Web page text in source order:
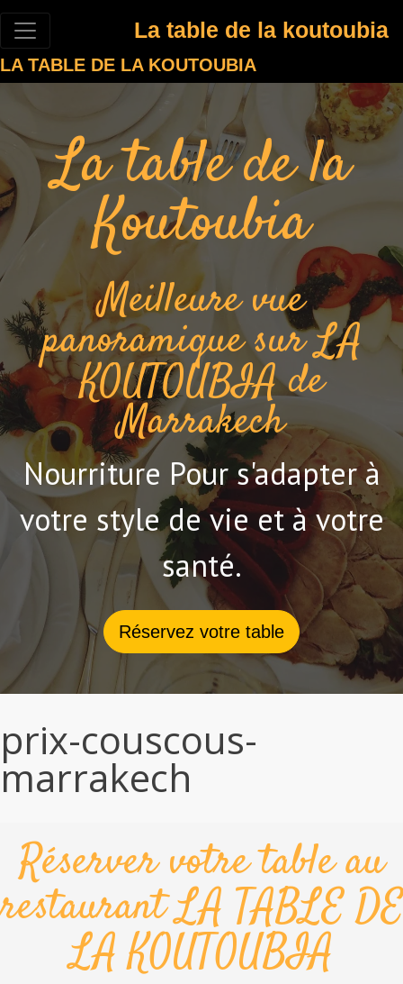
La table de la koutoubia
LA TABLE DE LA KOUTOUBIA
La table de la
Koutoubia
Meilleure vue
panoramique sur LA
KOUTOUBIA de
Marrakech
Nourriture Pour s'adapter à
votre style de vie et à votre
santé.
Réservez votre table
prix-couscous-
marrakech
Réserver votre table au
restaurant LA TABLE DE
LA KOUTOUBIA